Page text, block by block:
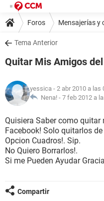
Foros Mensajerías y
Tema Anterior
Quitar Mis Amigos
yessica - 2 abr 2010 a las
Nena! - 7 feb 2012 a
Quisiera Saber como
Facebook! Solo quitarlos
Opcion Cuadros!. Sip.
No Quiero Borrarlos!.
Si me Pueden Ayudar
Compartir